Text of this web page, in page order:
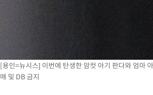
[용인=뉴시스] 이번에 탄생한 암컷 아기 판다와 엄마
매 및 DB 금지